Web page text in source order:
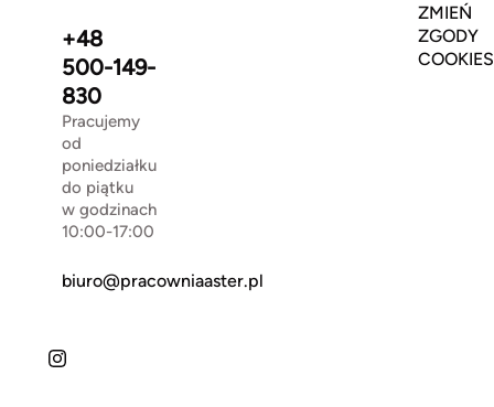
+48
500-149-
830
Pracujemy
od
poniedziałku
do piątku
w godzinach
10:00-17:00
biuro@pracowniaaster.pl
ZMIEŃ
ZGODY
COOKIES